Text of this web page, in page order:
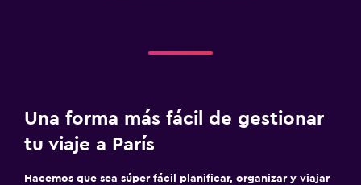
Una forma más fácil de gestionar
tu viaje a París
Hacemos que sea súper fácil planificar, organizar y viajar